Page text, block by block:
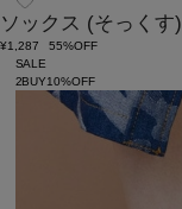
ソックス (そっくす)
¥1,287
55%OFF
SALE
2BUY10%OFF